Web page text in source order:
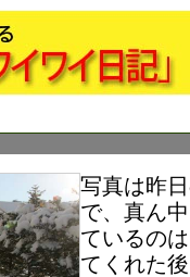
写真は昨
で、真ん
ているの
てくれた